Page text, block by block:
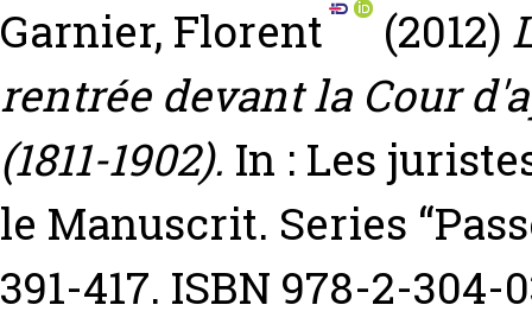
Garnier, Florent (2012)
rentrée devant la Cour
(1811-1902). In : Les
le Manuscrit. Series
391-417. ISBN 978-2-304-